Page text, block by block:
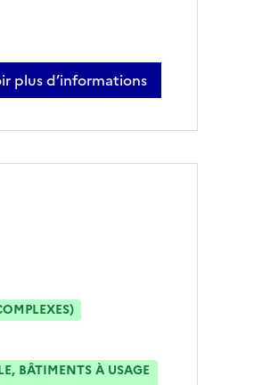
plus d’informations
nathan delaporte
BÂTIMENTS À USAGE